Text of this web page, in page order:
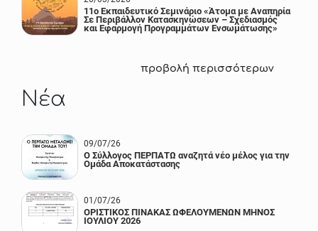
11ο Εκπαιδευτικό Σεμινάριο «Άτομα με Αναπηρία
Σε Περιβάλλον Κατασκηνώσεων – Σχεδιασμός
και Εφαρμογή Προγραμμάτων Ενσωμάτωσης»
προβολή περισσότερων
Νέα
09/07/26
Ο Σύλλογος ΠΕΡΠΑΤΩ αναζητά νέο μέλος για την
Ομάδα Αποκατάστασης
01/07/26
ΟΡΙΣΤΙΚΟΣ ΠΙΝΑΚΑΣ ΩΦΕΛΟΥΜΕΝΩΝ ΜΗΝΟΣ
ΙΟΥΛΙΟΥ 2026